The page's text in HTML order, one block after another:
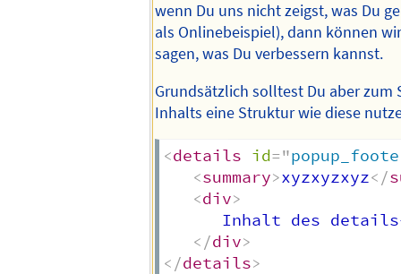
wenn Du uns nicht zeigst, was Du
als Onlinebeispiel), dann können
sagen, was Du verbessern kannst.
Grundsätzlich solltest Du aber zum
Inhalts eine Struktur wie diese
<details id="
<summary>xyzxyzxyz</
<div>
Inhalt des
</div>
</details>